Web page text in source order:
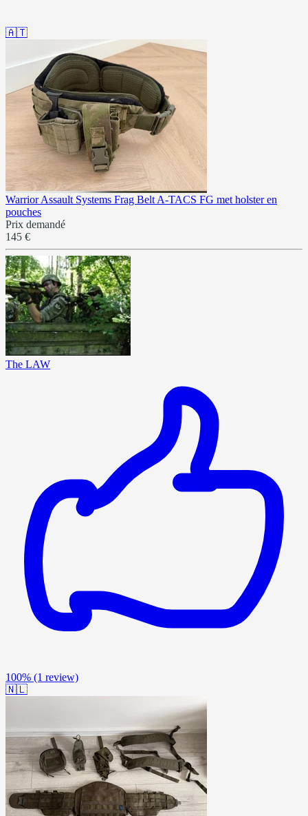
🇦🇹
Warrior Assault Systems Frag Belt A-TACS FG met holster en
pouches
Prix demandé
145 €
The LAW
100% (1 review)
🇳🇱